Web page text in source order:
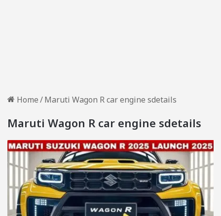
Home/Maruti Wagon R car engine sdetails
Maruti Wagon R car engine sdetails